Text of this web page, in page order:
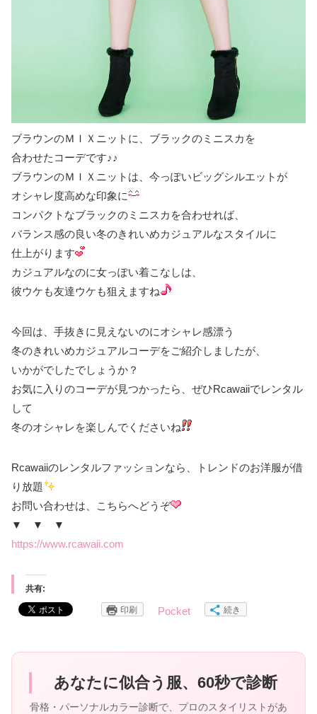
ブラウンのＭＩＸニットに、ブラックのミニスカを
合わせたコーデです♪♪
ブラウンのＭＩＸニットは、今っぽいビッグシルエットが
オシャレ度高めな印象に
コンパクトなブラックのミニスカを合わせれば、
バランス感の良い冬のきれいめカジュアルなスタイルに
仕上がります
カジュアルなのに女っぽい着こなしは、
彼ウケも友達ウケも狙えますね
今回は、手抜きに見えないのにオシャレ感漂う
冬のきれいめカジュアルコーデをご紹介しましたが、
いかがでしたでしょうか？
お気に入りのコーデが見つかったら、ぜひRcawaiiでレンタル
して
冬のオシャレを楽しんでくださいね
Rcawaiiのレンタルファッションなら、トレンドのお洋服が借
り放題
お問い合わせは、こちらへどうぞ
▼ ▼ ▼
https://www.rcawaii.com
共有:
印刷 Pocket 続き
あなたに似合う服、60秒で診断
骨格・パーソナルカラー診断で、プロのスタイリストがあ